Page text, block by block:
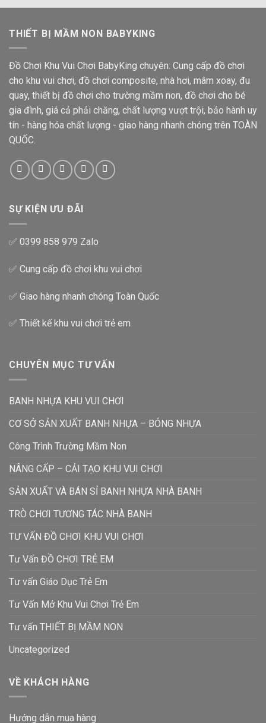
THIẾT BỊ MẦM NON BABYKING
Đồ Chơi Khu Vui Chơi BabyKing chuyên: Cung cấp đồ chơi
cho khu vui chơi, đồ chơi composite, nhà hơi, mâm xoay, đu
quay, thiết bị đồ chơi cho trường mầm non, đồ chơi cho bé
gia đình, giá cả phải chăng, chất lượng vượt trội, bảo hành uy
tín - hàng hóa chất lượng - giao hàng nhanh chóng trên TOÀN
QUỐC.
SỰ KIỆN ƯU ĐÃI
✅ 0399 858 979 Zalo
✅ Cung cấp đồ chơi khu vui chơi
✅ Giao hàng nhanh chóng Toàn Quốc
✅ Thiết kế khu vui chơi trẻ em
CHUYÊN MỤC TƯ VẤN
BANH NHỰA KHU VUI CHƠI
CƠ SỞ SẢN XUẤT BANH NHỰA – BÓNG NHỰA
Công Trình Trường Mầm Non
NÂNG CẤP – CẢI TẠO KHU VUI CHƠI
SẢN XUẤT VÀ BÁN SỈ BANH NHỰA NHÀ BANH
TRÒ CHƠI TƯƠNG TÁC NHÀ BANH
TƯ VẤN ĐỒ CHƠI KHU VUI CHƠI
Tư Vấn ĐỒ CHƠI TRẺ EM
Tư vấn Giáo Dục Trẻ Em
Tư Vấn Mở Khu Vui Chơi Trẻ Em
Tư vấn THIẾT BỊ MẦM NON
Uncategorized
VỀ KHÁCH HÀNG
Hướng dẫn mua hàng